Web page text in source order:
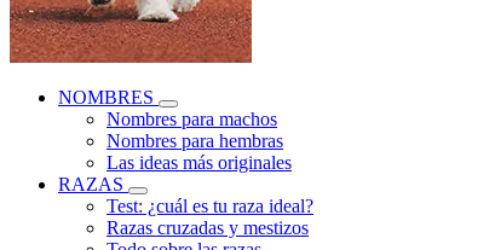
NOMBRES
Nombres para machos
Nombres para hembras
Las ideas más originales
RAZAS
Test: ¿cuál es tu raza ideal?
Razas cruzadas y mestizos